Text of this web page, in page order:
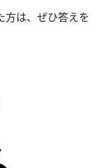
は、ぜひ答えを